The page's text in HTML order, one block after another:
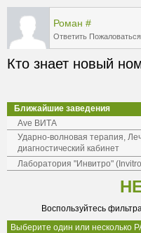
Роман #
Ответить Пожаловаться
Кто знает новый
Ближайшие заведения
Аve ВИТА
Ударно-волновая терапия,
диагностический кабинет
Лаборатория "Инвитро"
Воспользуйтесь
Выберите один или несколько